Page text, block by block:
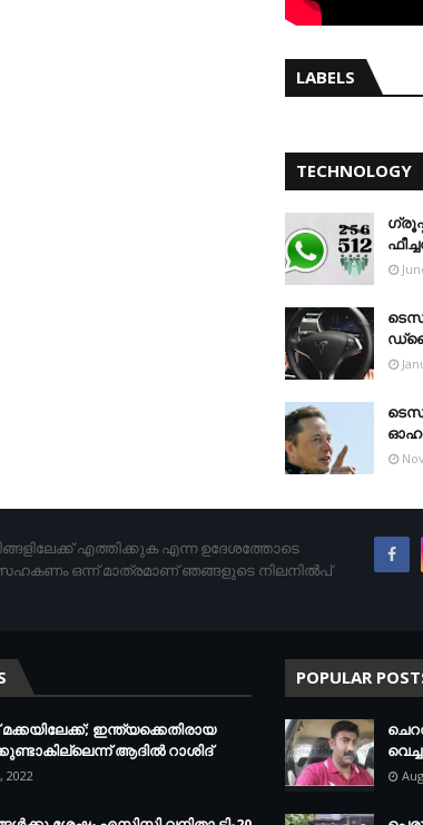
LABELS
TECHNOLOGY
എത്തിക്കുക എന്ന ഉദേശത്തോടെ
സഹകണം ഒന്ന് മാത്രമാണ് ഞങ്ങളുടെ നിലനിൽപ്
ഇന്ത്യക്കെതിരായ
ആദില്‍ റാശിദ്
2022
POPULAR